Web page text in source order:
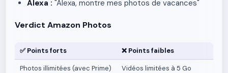
Alexa : "Alexa, montre mes photos de vacances"
Verdict Amazon Photos
✅ Points forts ❌ Points faibles
Photos illimitées (avec Prime)
Vidéos limitées à 5 Go